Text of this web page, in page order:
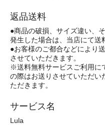
返品送料
●商品の破損、サイズ違い、
発生した場合は、当店にて送
●お客様のご都合などにより
させていただきます。
※送料無料サービスご利用に
の際はお送りさせていただい
ただきます。
サービス名
Lula